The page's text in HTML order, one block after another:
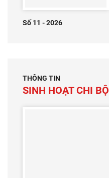
Số 11 - 2026
THÔNG TIN
SINH HOẠT CHI BỘ